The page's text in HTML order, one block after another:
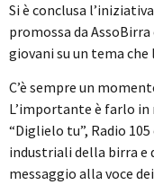
Si è conclusa
promossa da
giovani su un tema che
C’è sempre un
L’importante è farlo in
“Diglielo tu”, Radio
industriali della birra e
messaggio alla voce